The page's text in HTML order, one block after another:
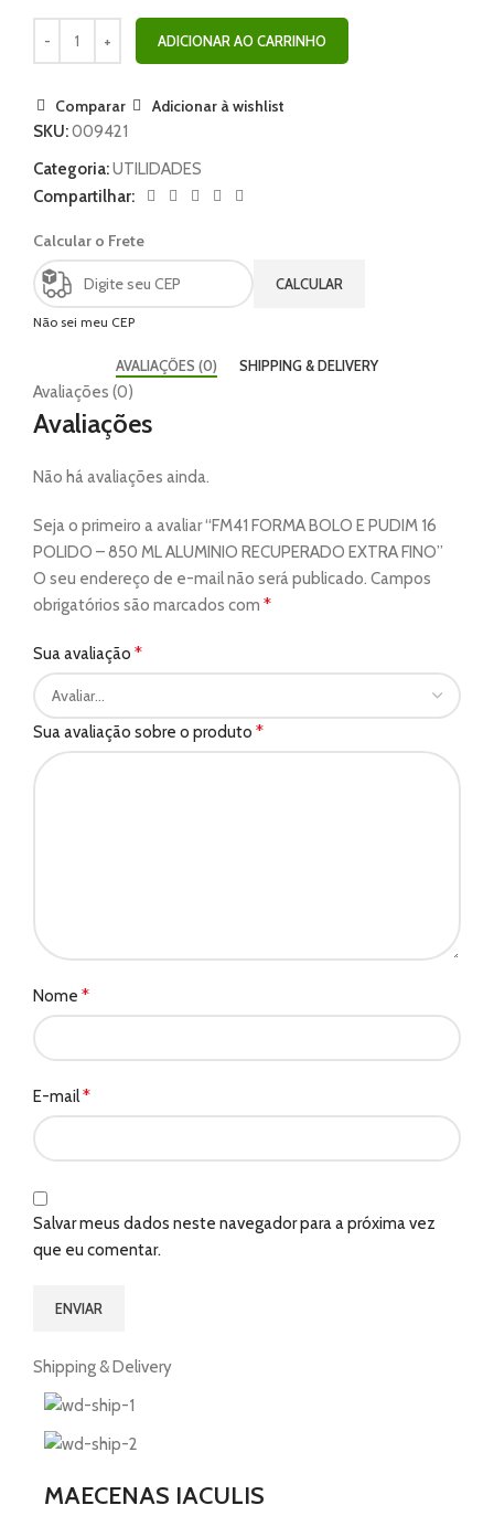
ADICIONAR AO CARRINHO
Comparar
Adicionar à wishlist
SKU:009421
Categoria:UTILIDADES
Compartilhar:
Calcular o Frete
CALCULAR
Não sei meu CEP
AVALIAÇÕES (0) SHIPPING & DELIVERY
Avaliações (0)
Avaliações
Não há avaliações ainda.
Seja o primeiro a avaliar “FM41 FORMA BOLO E PUDIM 16
POLIDO – 850 ML ALUMINIO RECUPERADO EXTRA FINO”
O seu endereço de e-mail não será publicado. Campos
obrigatórios são marcados com *
Sua avaliação *
Sua avaliação sobre o produto *
Nome *
E-mail*
Salvar meus dados neste navegador para a próxima vez
que eu comentar.
Shipping & Delivery
MAECENAS IACULIS